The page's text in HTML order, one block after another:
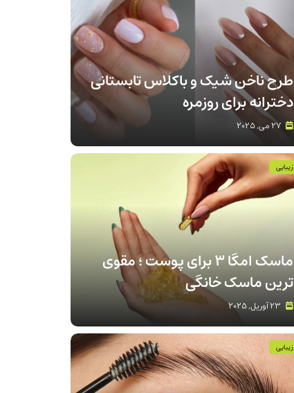
طرح ناخن شیک و باکلاس تابستانی
دخترانه برای روزمره
ماسک امگا 3 برای پوست ؛ مقوی
ترین ماسک خانگی
زیبایی
زیبایی